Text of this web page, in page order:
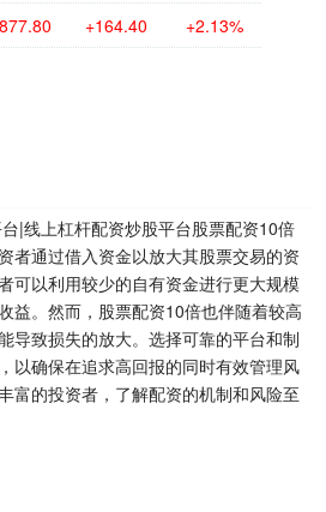
+164.40 +2.13%
|线上杠杆配资炒股平台股票配资10倍
者通过借入资金以放大其股票交易的资
可以利用较少的自有资金进行更大规模
益。然而，股票配资10倍也伴随着较高
导致损失的放大。选择可靠的平台和制
以确保在追求高回报的同时有效管理风
富的投资者，了解配资的机制和风险至